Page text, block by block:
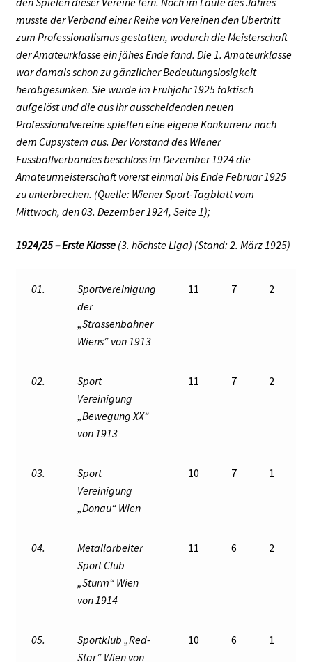
musste der Verband einer Reihe von Vereinen den Übertritt
zum Professionalismus gestatten, wodurch die Meisterschaft
der Amateurklasse ein jähes Ende fand. Die 1. Amateurklasse
war damals schon zu gänzlicher Bedeutungslosigkeit
herabgesunken. Sie wurde im Frühjahr 1925 faktisch
aufgelöst und die aus ihr ausscheidenden neuen
Professionalvereine spielten eine eigene Konkurrenz nach
dem Cupsystem aus. Der Vorstand des Wiener
Fussballverbandes beschloss im Dezember 1924 die
Amateurmeisterschaft vorerst einmal bis Ende Februar 1925
zu unterbrechen. (Quelle: Wiener Sport-Tagblatt vom
Mittwoch, den 03. Dezember 1924, Seite 1);
1924/25 – Erste Klasse (3. höchste Liga) (Stand: 2. März 1925)
01.
Sportvereinigung
der
„Strassenbahner
Wiens“ von 1913
11 7 2
02.
Sport
Vereinigung
„Bewegung XX“
von 1913
11 7 2
03.
Sport
Vereinigung
„Donau“ Wien
10 7 1
04.
Metallarbeiter
Sport Club
„Sturm“ Wien
von 1914
11 6 2
05.
Sportklub „Red-
Star“ Wien von
10 6 1